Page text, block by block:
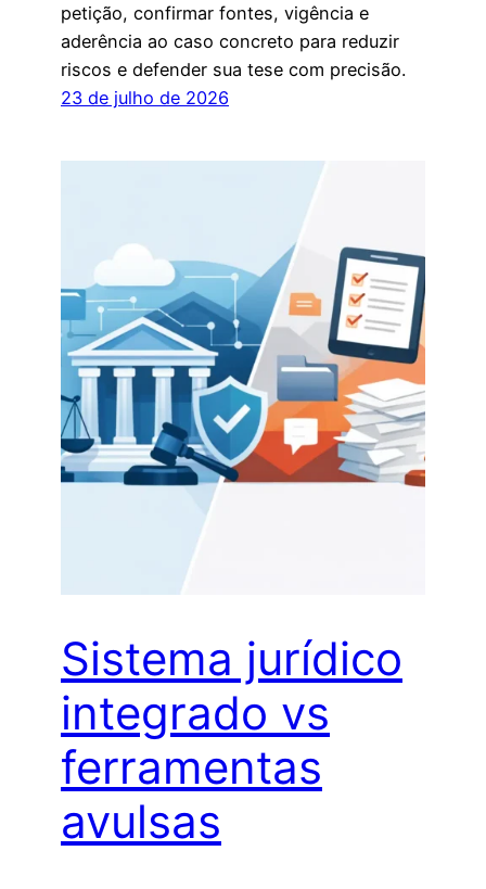
petição, confirmar fontes, vigência e
aderência ao caso concreto para reduzir
riscos e defender sua tese com precisão.
23 de julho de 2026
Sistema jurídico
integrado vs
ferramentas
avulsas